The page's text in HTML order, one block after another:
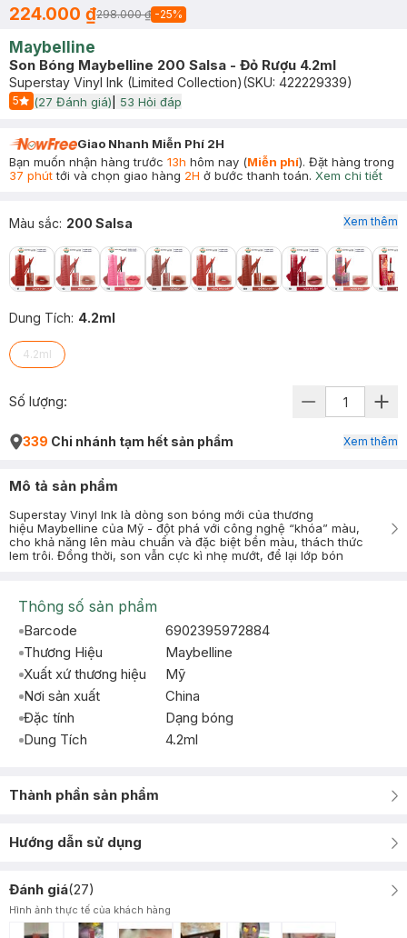
224.000 ₫298.000 ₫ -25%
Maybelline
Son Bóng Maybelline 200 Salsa - Đỏ Rượu 4.2ml
Superstay Vinyl Ink (Limited Collection)(SKU: 422229339)
5
Start Icon
(27 Đánh giá) 53 Hỏi đáp
Giao Nhanh Miễn Phí 2H
Bạn muốn nhận hàng trước 13h hôm nay (Miễn phí). Đặt hàng trong
37 phúttới và chọn giao hàng 2H ở bước thanh toán. Xem chi tiết
Màu sắc: 200 Salsa
Dung Tích: 4.2ml
4.2ml
Xem thêm
Số lượng:
339 Chi nhánh tạm hết sản phẩm Xem thêm
Mô tả sản phẩm
Superstay Vinyl Ink là dòng son bóng mới của thương
hiệu Maybelline của Mỹ - đột phá với công nghệ “khóa” màu,
cho khả năng lên màu chuẩn và đặc biệt bền màu, thách thức
lem trôi. Đồng thời, son vẫn cực kì nhẹ mướt, để lại lớp bón
Thông số sản phẩm
Barcode
6902395972884
Thương Hiệu
Maybelline
Xuất xứ thương hiệu
Mỹ
Nơi sản xuất
China
Đặc tính
Dạng bóng
Dung Tích
4.2ml
Thành phần sản phẩm
Hướng dẫn sử dụng
Đánh giá(27)
Hình ảnh thực tế của khách hàng